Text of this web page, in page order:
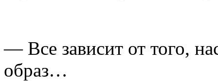
— Все зависит от того,
образ…